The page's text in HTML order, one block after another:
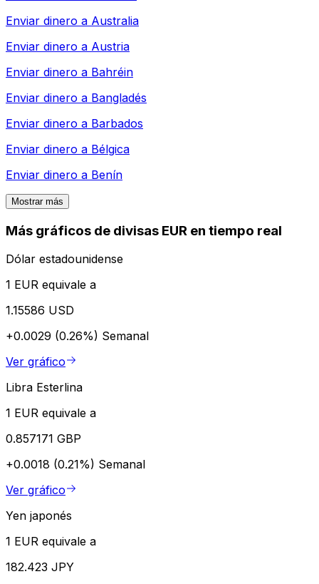
Enviar dinero a Australia
Enviar dinero a Austria
Enviar dinero a Bahréin
Enviar dinero a Bangladés
Enviar dinero a Barbados
Enviar dinero a Bélgica
Enviar dinero a Benín
Mostrar más
Más gráficos de divisas EUR en tiempo real
Dólar estadounidense
1 EUR equivale a
1.15586 USD
+0.0029 (0.26%) Semanal
Ver gráfico
Libra Esterlina
1 EUR equivale a
0.857171 GBP
+0.0018 (0.21%) Semanal
Ver gráfico
Yen japonés
1 EUR equivale a
182.423 JPY